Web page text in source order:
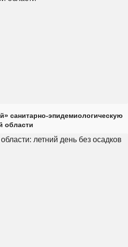
санитарно-эпидемиологическую
области